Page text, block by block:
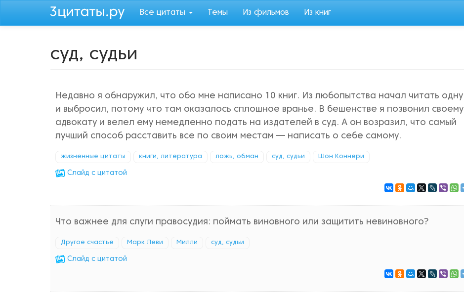
Все цитаты Темы Из фильмов Из книг
суд, судьи
Недавно я обнаружил, что обо мне написано 10 книг. Из любопытства начал читать одну
и выбросил, потому что там оказалось сплошное вранье. В бешенстве я позвонил своему
адвокату и велел ему немедленно подать на издателей в суд. А он возразил, что самый
лучший способ расставить все по своим местам — написать о себе самому.
жизненные цитаты книги, литература ложь, обман суд, судьи Шон Коннери
Cлайд с цитатой
Что важнее для слуги правосудия: поймать виновного или защитить невиновного?
Другое счастье Марк Леви Милли суд, судьи
Cлайд с цитатой